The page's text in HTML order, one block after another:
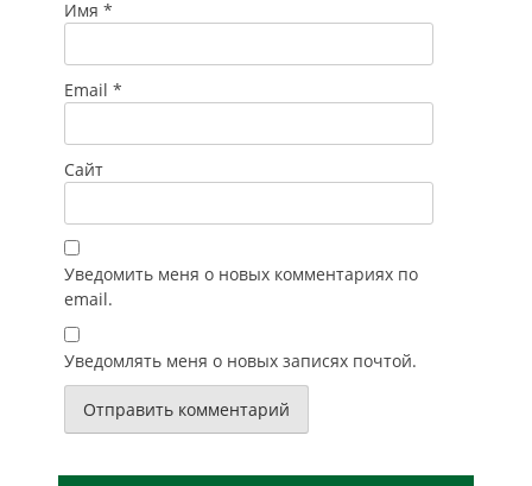
Имя *
Email *
Сайт
Уведомить меня о новых комментариях по
email.
Уведомлять меня о новых записях почтой.